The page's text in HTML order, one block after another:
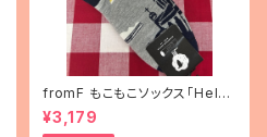
fromF もこもこソックス「Helsi
nki（ヘルシンキ）」
¥3,179